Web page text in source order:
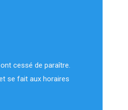
cessé de paraître.
se fait aux horaires